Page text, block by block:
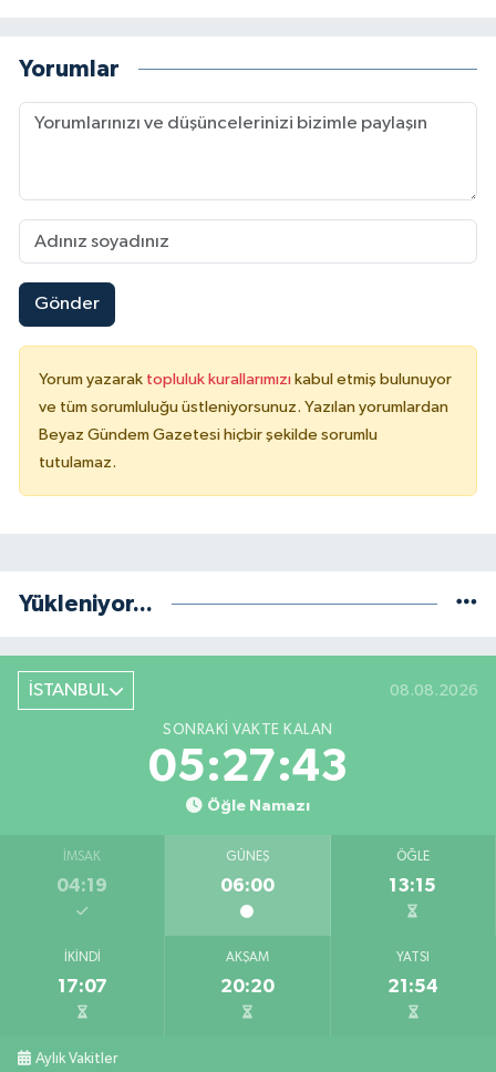
Yorumlar
Gönder
Yorum yazarak topluluk kurallarımızı kabul etmiş bulunuyor
ve tüm sorumluluğu üstleniyorsunuz. Yazılan yorumlardan
Beyaz Gündem Gazetesi hiçbir şekilde sorumlu
tutulamaz.
Yükleniyor...
İSTANBUL 08.08.2026
SONRAKI VAKTE KALAN
05:27:42
Öğle Namazı
İMSAK
04:19
GÜNEŞ
06:00
ÖĞLE
13:15
İKINDI
17:07
AKŞAM
20:20
YATSI
21:54
Aylık Vakitler